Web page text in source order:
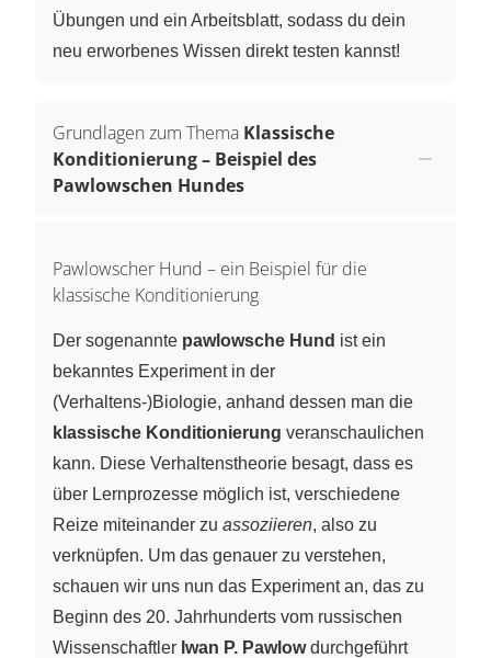
Übungen und ein Arbeitsblatt, sodass du dein
neu erworbenes Wissen direkt testen kannst!
Grundlagen zum Thema Klassische
Konditionierung – Beispiel des
Pawlowschen Hundes
Pawlowscher Hund – ein Beispiel für die
klassische Konditionierung
Der sogenannte pawlowsche Hund ist ein
bekanntes Experiment in der
(Verhaltens-)Biologie, anhand dessen man die
klassische Konditionierung veranschaulichen
kann. Diese Verhaltenstheorie besagt, dass es
über Lernprozesse möglich ist, verschiedene
Reize miteinander zu assoziieren, also zu
verknüpfen. Um das genauer zu verstehen,
schauen wir uns nun das Experiment an, das zu
Beginn des 20. Jahrhunderts vom russischen
Wissenschaftler Iwan P. Pawlowdurchgeführt